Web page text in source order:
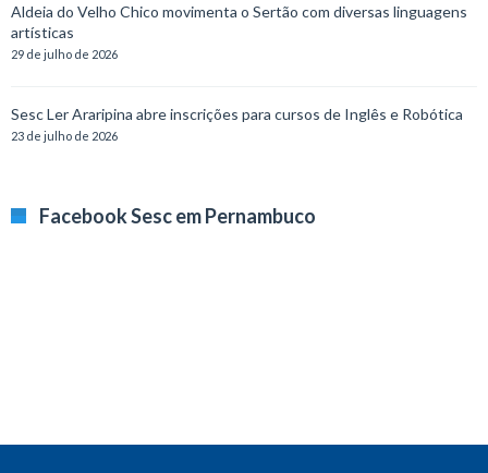
Aldeia do Velho Chico movimenta o Sertão com diversas linguagens
artísticas
29 de julho de 2026
Sesc Ler Araripina abre inscrições para cursos de Inglês e Robótica
23 de julho de 2026
Facebook Sesc em Pernambuco